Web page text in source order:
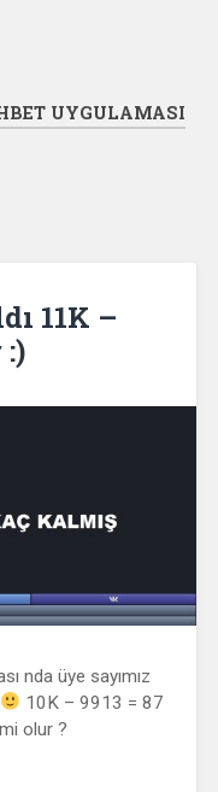
UYGULAMASI
11K –
nda üye sayımız
10K – 9913 = 87
olur ?